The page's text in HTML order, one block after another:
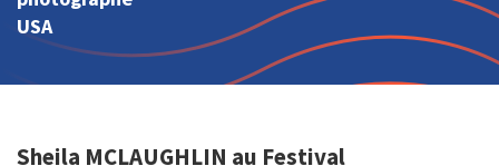
USA
Sheila MCLAUGHLIN au Festival